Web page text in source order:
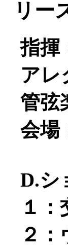
リー
指揮
アレ
管弦
会場
D.シ
１
２